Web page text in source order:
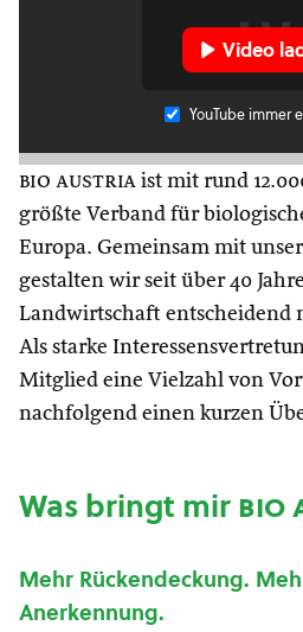
Video
YouTube immer
bio austria ist mit rund
größte Verband für
Europa. Gemeinsam mit
gestalten wir seit über 40
Landwirtschaft entscheidend
Als starke
Mitglied eine Vielzahl von
nachfolgend einen kurzen
Was bringt mirbio
Mehr Rückendeckung.
Anerkennung.